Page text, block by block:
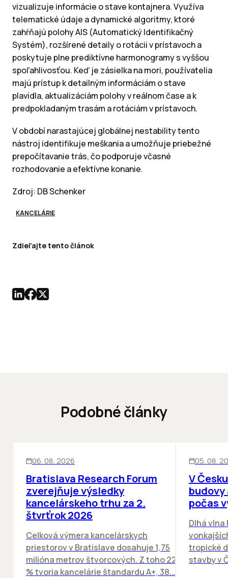
vizualizuje informácie o stave kontajnera. Využíva
telematické údaje a dynamické algoritmy, ktoré
zahŕňajú polohy AIS (Automatický Identifikačný
Systém), rozšírené detaily o rotácii v prístavoch a
poskytuje plne prediktívne harmonogramy s vyššou
spoľahlivosťou. Keď je zásielka na mori, používatelia
majú prístup k detailným informáciám o stave
plavidla, aktualizáciám polohy v reálnom čase a k
predpokladaným trasám a rotáciám v prístavoch.
V období narastajúcej globálnej nestability tento
nástroj identifikuje meškania a umožňuje priebežné
prepočítavanie trás, čo podporuje včasné
rozhodovanie a efektívne konanie.
Zdroj: DB Schenker
KANCELÁRIE
Zdieľajte tento článok
Podobné články
06. 08. 2026
Bratislava Research Forum
zverejňuje výsledky
kancelárskeho trhu za 2.
štvrťrok 2026
Celková výmera kancelárskych
priestorov v Bratislave dosahuje 1,75
milióna metrov štvorcových. Z toho 22
% tvoria kancelárie štandardu A+, 38...
05. 08.
V
počas
Dlhá
tropické
stavby v